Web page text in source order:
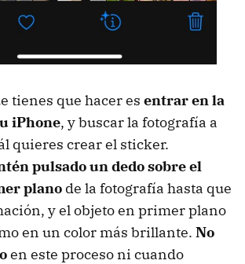
tienes que hacer es entrar en la
iPhone, y buscar la fotografía a
quieres crear el sticker.
pulsado un dedo sobre el
plano de la fotografía hasta que
y el objeto en primer plano
en un color más brillante. No
en este proceso ni cuando